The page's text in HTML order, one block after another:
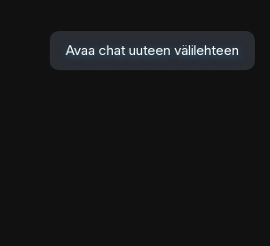
Avaa chat uuteen välilehteen